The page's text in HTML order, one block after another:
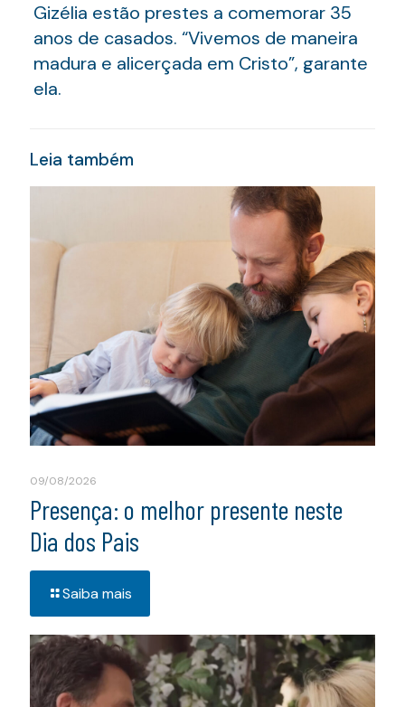
Gizélia estão prestes a comemorar 35
anos de casados. “Vivemos de maneira
madura e alicerçada em Cristo”, garante
ela.
Leia também
09/08/2026
Presença: o melhor presente neste
Dia dos Pais
Saiba mais